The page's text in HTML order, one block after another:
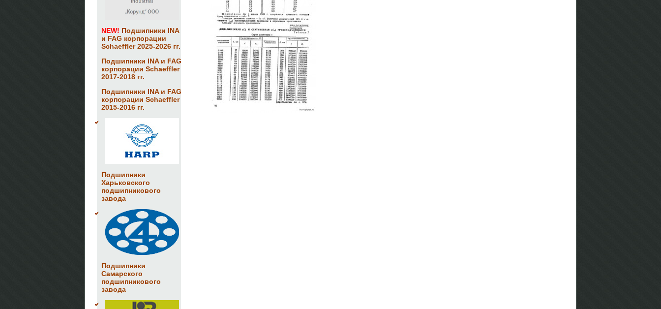
NEW! Подшипники INA
и FAG корпорации
Schaeffler 2025-2026 гг.
Подшипники INA и FAG
корпорации Schaeffler
2017-2018 гг.
Подшипники INA и FAG
корпорации Schaeffler
2015-2016 гг.
Подшипники
Харьковского
подшипникового
завода
Подшипники
Самарского
подшипникового
завода